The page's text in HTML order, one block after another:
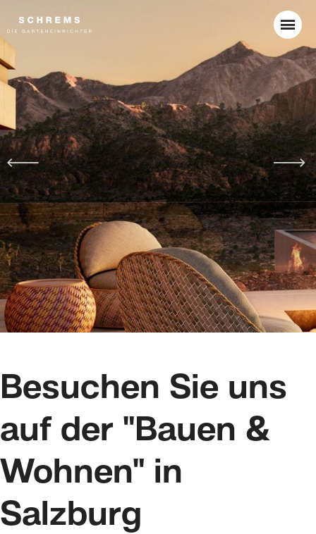
Besuchen Sie uns
auf der "Bauen &
Wohnen" in
Salzburg